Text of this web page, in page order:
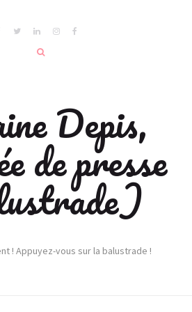
Depis,
de presse
! Appuyez-vous sur la balustrade !